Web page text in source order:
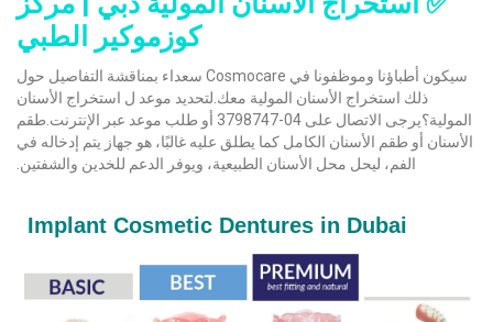
كوزموكير الطبي
سيكون أطباؤنا وموظفونا في Cosmocare سعداء بمناقشة التفاصيل حول
ذلك استخراج الأسنان المولية معك.لتحديد موعد ل استخراج الأسنان
المولية؟يرجى الاتصال على 04-3798747 أو طلب موعد عبر الإنترنت.طقم
الأسنان أو طقم الأسنان الكامل كما يطلق عليه غالبًا، هو جهاز يتم إدخاله في
الفم، ليحل محل الأسنان الطبيعية، ويوفر الدعم للخدين والشفتين.